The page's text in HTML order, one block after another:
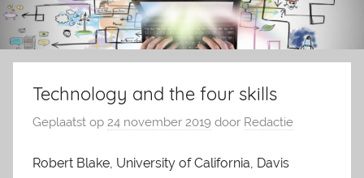
Technology and the four skills
Geplaatst op 24 november 2019 door Redactie
Robert Blake, University of California, Davis